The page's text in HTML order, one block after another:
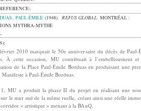
PAUL-ÉMILE (1948).REFUS GLOBAL. MONTRÉAL :
MYTHRA-MYTHE
2010 marquait le 50e anniversaire du décès de Paul-
À cette occasion, MU contribuait à l’embellissement
de la Place Paul-Émile Borduas en produisant une
Manifeste à Paul-Émile Borduas.
MU a produit la phase II du projet en réalisant une
le mur sud de la même ruelle, créant ainsi une réelle
« artistique » menant à la BAnQ.